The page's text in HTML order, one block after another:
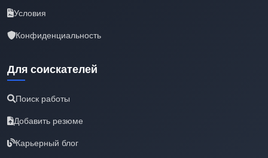
Условия
Конфиденциальность
Для соискателей
Поиск работы
Добавить резюме
Карьерный блог